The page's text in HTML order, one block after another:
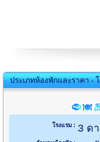
ประเภทห้องพักและราคา -
โรงแรม : 3 ด